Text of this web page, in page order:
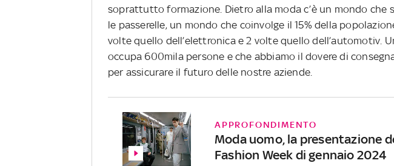
soprattutto formazione. Dietro alla moda c’è un mondo che
le passerelle, un mondo che coinvolge il 15% della
volte quello dell’elettronica e 2 volte quello dell’automotiv.
occupa 600mila persone e che abbiamo il dovere di
per assicurare il futuro delle nostre aziende.
APPROFONDIMENTO
Moda uomo, la presentazione
Fashion Week di gennaio 2024